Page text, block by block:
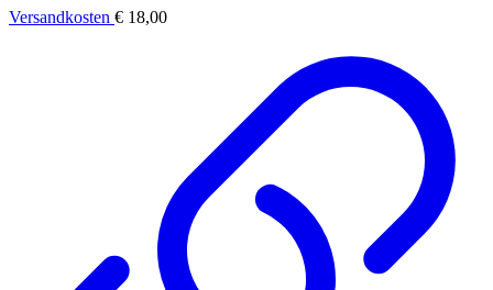
Versandkosten € 18,00